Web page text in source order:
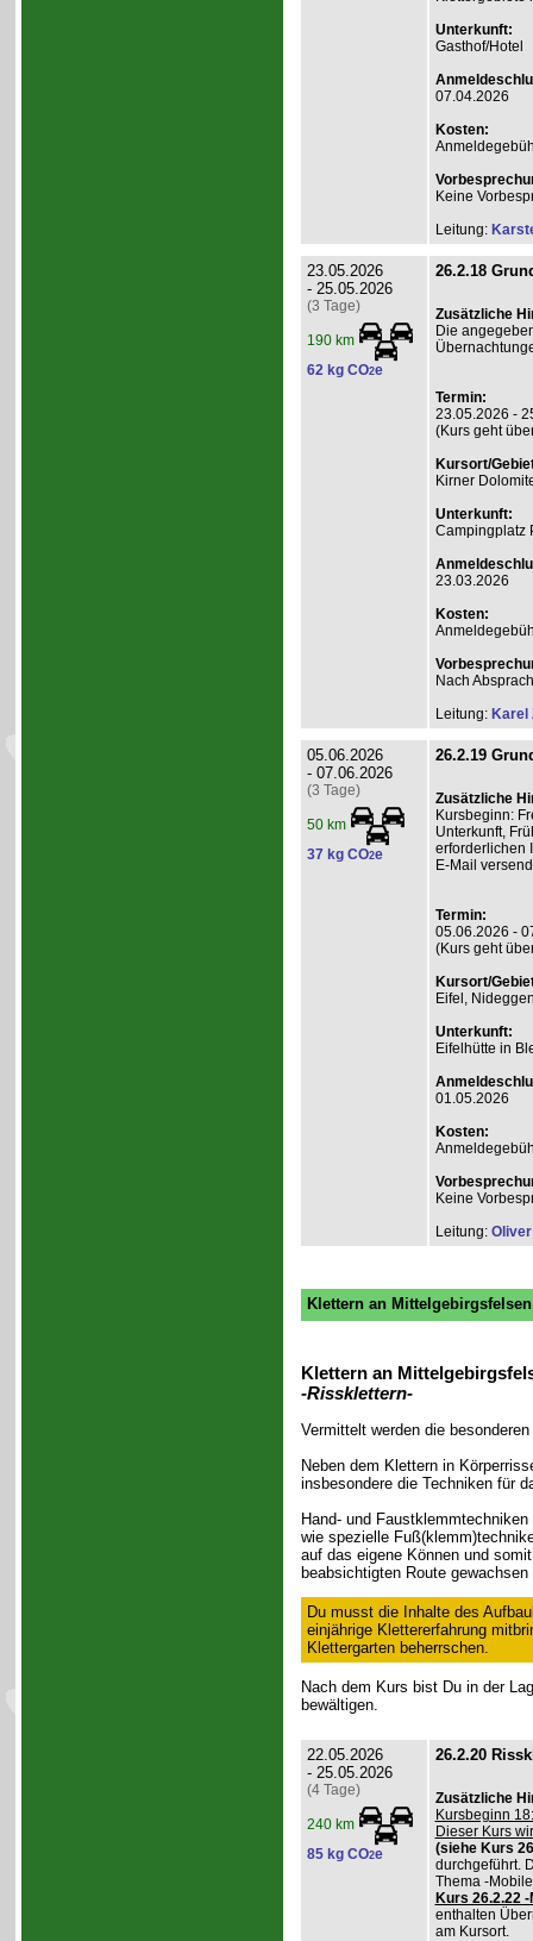
Unterkunft:
Gasthof/Hotel
07.04.2026
Kosten:
Keine
Leitung:
23.05.2026
- 25.05.2026
(3 Tage)
190 km
62 kg CO2e
26.2.18
Zusätzliche
Die
Termin:
23.05.2026 -
(Kurs geht
Kursort/
Kirner
Unterkunft:
Campingplatz
23.03.2026
Kosten:
Nach
Leitung: Karel
05.06.2026
- 07.06.2026
(3 Tage)
50 km
37 kg CO2e
26.2.19
Zusätzliche
Kursbeginn:
Unterkunft,
erforderlichen
E-Mail
Termin:
05.06.2026 -
(Kurs geht
Kursort/
Eifel,
Unterkunft:
Eifelhütte in
01.05.2026
Kosten:
Keine
Leitung:
Klettern an
Klettern an
-Rissklettern-
Vermittelt werden die
Neben dem Klettern in
insbesondere die Techniken für
Hand- und
wie spezielle
auf das eigene Können und
beabsichtigten Route
Du musst die Inhalte des
einjährige Klettererfahrung
Klettergarten beherrschen.
Nach dem Kurs bist Du in der
bewältigen.
22.05.2026
- 25.05.2026
(4 Tage)
240 km
85 kg CO2e
26.2.20
Zusätzliche
Kursbeginn
Dieser Kurs
(siehe Kurs
durchgeführt.
Thema -
Kurs 26.2.22
enthalten
am Kursort.